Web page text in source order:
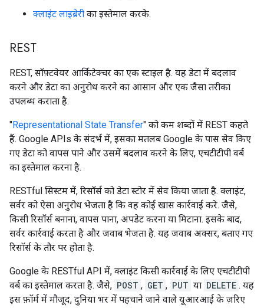
क्लाइंट लाइब्रेरी का इस्तेमाल करके.
REST
REST, सॉफ़्टवेयर आर्किटेक्चर का एक स्टाइल है. यह डेटा में बदलाव
करने और डेटा का अनुरोध करने का आसान और एक जैसा तरीका
उपलब्ध कराता है.
"Representational State Transfer" को कम शब्दों में REST कहते
हैं. Google APIs के संदर्भ में, इसका मतलब Google के पास सेव किए
गए डेटा को वापस पाने और उसमें बदलाव करने के लिए, एचटीटीपी वर्ब
का इस्तेमाल करना है.
RESTful सिस्टम में, रिसॉर्स को डेटा स्टोर में सेव किया जाता है. क्लाइंट,
सर्वर को ऐसा अनुरोध भेजता है कि वह कोई खास कार्रवाई करे. जैसे,
किसी रिसॉर्स बनाना, वापस पाना, अपडेट करना या मिटाना. इसके बाद,
सर्वर कार्रवाई करता है और जवाब भेजता है. यह जवाब अक्सर, बताए गए
रिसॉर्स के तौर पर होता है.
Google के RESTful API में, क्लाइंट किसी कार्रवाई के लिए एचटीटीपी
वर्ब का इस्तेमाल करता है. जैसे, POST , GET , PUT या DELETE . यह
इस फ़ॉर्म में मौजूद, दुनिया भर में पहचाने जाने वाले यूआरआई के ज़रिए